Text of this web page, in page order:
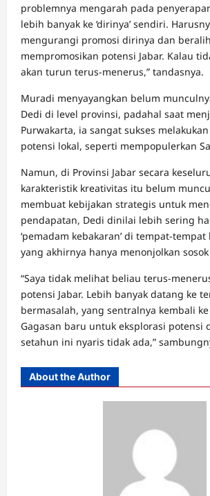
problemnya mengarah pada
lebih banyak ke ‘dirinya’ sendiri.
mengurangi promosi dirinya dan beralih
mempromosikan potensi Jabar. Kalau
akan turun terus-menerus,” tandasnya.
Muradi menyayangkan belum
Dedi di level provinsi, padahal saat
Purwakarta, ia sangat sukses
potensi lokal, seperti mempopulerkan
Namun, di Provinsi Jabar secara
karakteristik kreativitas itu belum
membuat kebijakan strategis untuk
pendapatan, Dedi dinilai lebih sering
‘pemadam kebakaran’ di tempat-
yang akhirnya hanya menonjolkan
“Saya tidak melihat beliau terus-
potensi Jabar. Lebih banyak datang ke
bermasalah, yang sentralnya kembali
Gagasan baru untuk eksplorasi potensi
setahun ini nyaris tidak ada,”
About the Author